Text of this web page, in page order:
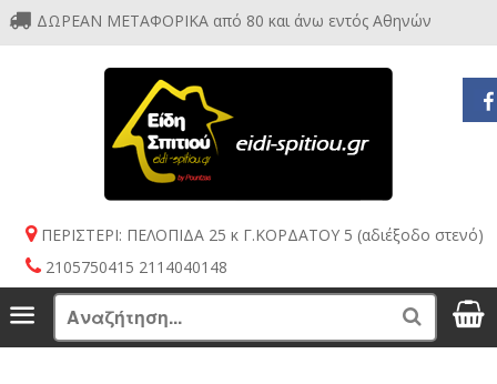
ΔΩΡΕΑΝ ΜΕΤΑΦΟΡΙΚΑ από 80 και άνω εντός Αθηνών
ΠΕΡΙΣΤΕΡΙ: ΠΕΛΟΠΙΔΑ 25 κ Γ.ΚΟΡΔΑΤΟΥ 5 (αδιέξοδο στενό)
2105750415 2114040148
Menu Search